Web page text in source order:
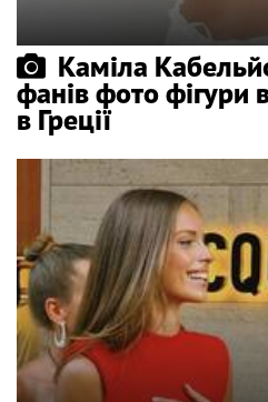
Каміла
фанів фото фігури
в Греції